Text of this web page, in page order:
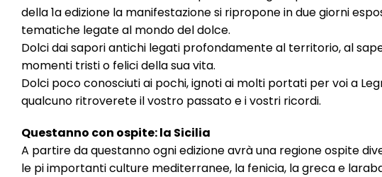
della 1a edizione la manifestazione si ripropone in due giorni
tematiche legate al mondo del dolce.
Dolci dai sapori antichi legati profondamente al territorio, al
momenti tristi o felici della sua vita.
Dolci poco conosciuti ai pochi, ignoti ai molti portati per voi a
qualcuno ritroverete il vostro passato e i vostri ricordi.
Questanno con ospite: la Sicilia
A partire da questanno ogni edizione avrà una regione ospite
le pi importanti culture mediterranee, la fenicia, la greca e